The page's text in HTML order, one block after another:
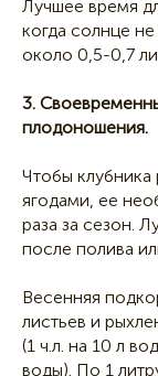
Лучшее время
когда солнце
около 0,5-0,7
3.
плодоношения.
Чтобы клубника
ягодами, ее
раза за сезон.
после полива
Весенняя
листьев и
(1 ч.л. на 10 л
воды). По 1